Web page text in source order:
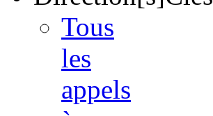
Tous
les
appels